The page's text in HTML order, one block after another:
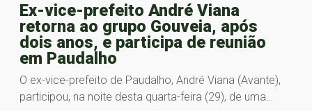
Ex-vice-prefeito André Viana
retorna ao grupo Gouveia, após
dois anos, e participa de reunião
em Paudalho
O ex-vice-prefeito de Paudalho, André Viana (Avante),
participou, na noite desta quarta-feira (29), de uma…